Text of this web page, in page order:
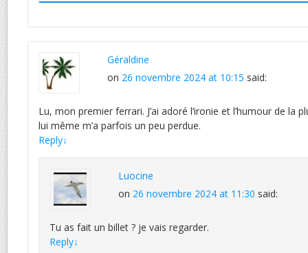
Géraldine
on 26 novembre 2024 at 10:15 said:
Lu, mon premier ferrari. J’ai adoré l’ironie et l’humour de la
lui même m’a parfois un peu perdue.
Reply↓
Luocine
on 26 novembre 2024 at 11:30 said:
Tu as fait un billet ? je vais regarder.
Reply↓